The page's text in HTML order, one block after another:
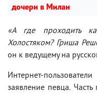
дочери в Милан
«А где проходить
Холостяком? Гриша
он к ведущему на
Интернет-
заявление певца.